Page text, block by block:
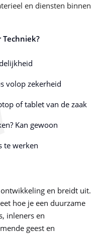
en diensten binnen
volop zekerheid
of tablet van de zaak
Kan gewoon
te werken
en breidt uit.
hoe je een duurzame
inleners en
geest en